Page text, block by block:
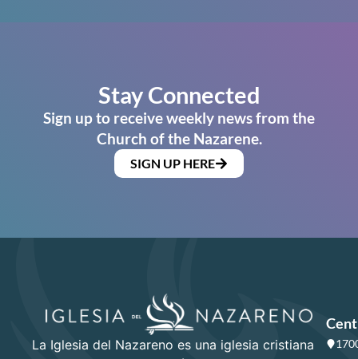
Stay Connected
Sign up to receive weekly news from the
Church of the Nazarene.
SIGN UP HERE
La Iglesia del Nazareno es una iglesia cristiana